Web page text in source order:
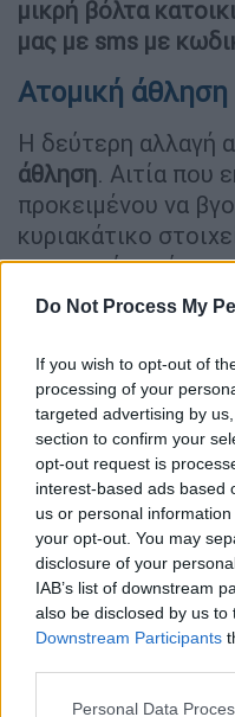
Do Not Process My
If you wish to opt-out of
processing of your
targeted advertising by
section to confirm your
opt-out request is
interest-based ads based
us or personal
your opt-out. You may
disclosure of your
IAB’s list of downstream
also be disclosed by us to
Downstream Participants
Please note that this
Personal Data
μικρή βόλτα
μας με sms με
Ατομική άθληση
Η δεύτερη αλλαγή
άθληση. Αιτία που
προκειμένου να
κυριακάτικο
εκατομμύριο
ήθελαν να
αφορά τηνατομική
ότιαφορά την
πλαίσιο των
αυστηρά και μόνο
συνθέσεις έως 3
σύσταση αυτή να
προτίμηση κοντά
Τηλεργασία
Σε ό,τι αφορά την
οργανισμός του
τομέα υποχρεούται